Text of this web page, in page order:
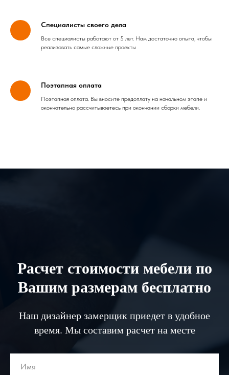
Специалисты своего дела
Все специалисты работают от 5 лет. Нам достаточно опыта, чтобы
реализовать самые сложные проекты
Поэтапная оплата
Поэтапная оплата. Вы вносите предоплату на начальном этапе и
окончательно рассчитываетесь при окончании сборки мебели.
Расчет стоимости мебели по
Вашим размерам бесплатно
Наш дизайнер замерщик приедет в удобное
время. Мы составим расчет на месте